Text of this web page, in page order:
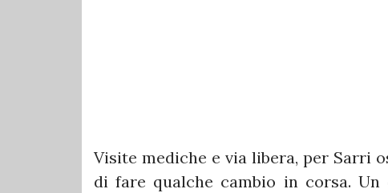
Visite mediche e via libera, per Sarri
di fare qualche cambio in corsa.